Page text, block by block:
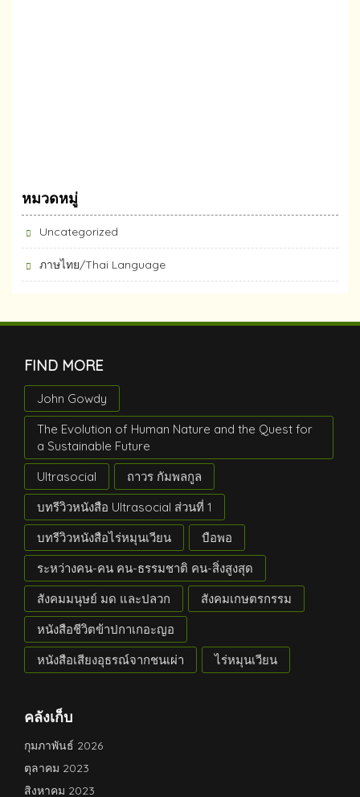
หมวดหมู่
Uncategorized
ภาษไทย/Thai Language
FIND MORE
John Gowdy
The Evolution of Human Nature and the Quest for
a Sustainable Future
Ultrasocial
ถาวร กัมพลกูล
บทรีวิวหนังสือ Ultrasocial ส่วนที่ 1
บทรีวิวหนังสือไร่หมุนเวียน
บือพอ
ระหว่างคน-คน คน-ธรรมชาติ คน-สิ่งสูงสุด
สังคมมนุษย์ มด และปลวก
สังคมเกษตรกรรม
หนังสือชีวิตข้าปกาเกอะญอ
หนังสือเสียงอุธรณ์จากชนเผ่า
ไร่หมุนเวียน
คลังเก็บ
กุมภาพันธ์ 2026
ตุลาคม 2023
สิงหาคม 2023